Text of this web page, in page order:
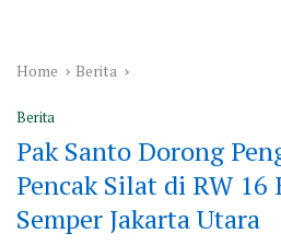
Home Berita
Berita
Pak Santo Dorong
Pencak Silat di RW 16
Semper Jakarta Utara